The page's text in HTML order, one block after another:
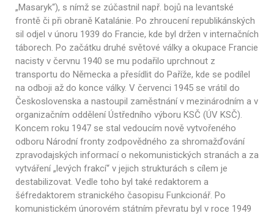
„Masaryk“), s nímž se zúčastnil např. bojů na levantské
frontě či při obraně Katalánie. Po zhroucení republikánských
sil odjel v únoru 1939 do Francie, kde byl držen v internačních
táborech. Po začátku druhé světové války a okupace Francie
nacisty v červnu 1940 se mu podařilo uprchnout z
transportu do Německa a přesídlit do Paříže, kde se podílel
na odboji až do konce války. V červenci 1945 se vrátil do
Československa a nastoupil zaměstnání v mezinárodním a v
organizačním oddělení Ústředního výboru KSČ (ÚV KSČ).
Koncem roku 1947 se stal vedoucím nově vytvořeného
odboru Národní fronty zodpovědného za shromažďování
zpravodajských informací o nekomunistických stranách a za
vytváření „levých frakcí“ v jejich strukturách s cílem je
destabilizovat. Vedle toho byl také redaktorem a
šéfredaktorem stranického časopisu Funkcionář. Po
komunistickém únorovém státním převratu byl v roce 1949